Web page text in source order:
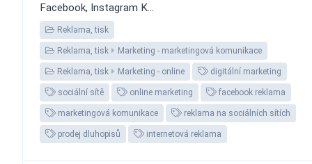
Facebook, Instagram K...
Reklama, tisk
Reklama, tisk Marketing - marketingová komunikace
Reklama, tisk Marketing - online digitální marketing
sociální sítě online marketing facebook reklama
marketingová komunikace reklama na sociálních sítích
prodej dluhopisů internetová reklama